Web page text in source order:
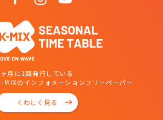
月に1回発行している
MIXのインフォメーションフリーペーパー
くわしく見る